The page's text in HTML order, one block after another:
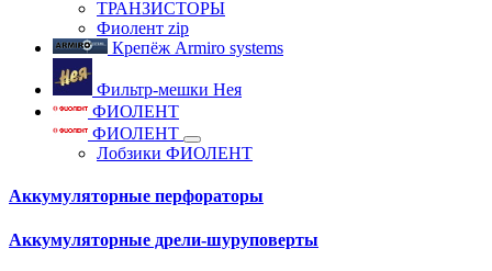
ТРАНЗИСТОРЫ
Фиолент zip
Крепёж Armiro systems
Фильтр-мешки Нея
ФИОЛЕНТ
ФИОЛЕНТ
Лобзики ФИОЛЕНТ
Аккумуляторные перфораторы
Аккумуляторные дрели-шуруповерты